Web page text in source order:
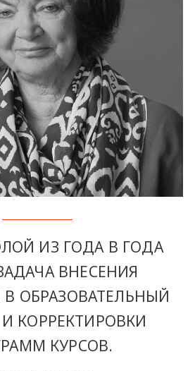
ИЗ ГОДА В ГОДА
ВНЕСЕНИЯ
ОБРАЗОВАТЕЛЬНЫЙ
КОРРЕКТИРОВКИ
КУРСОВ.